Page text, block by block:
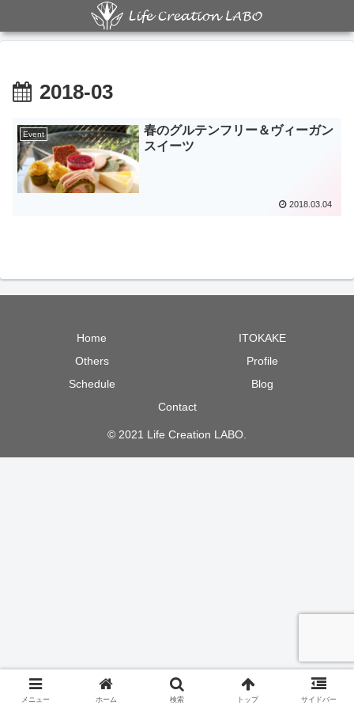
2018-03
Event
春のグルテンフリー＆ヴィーガン
スイーツ
2018.03.04
Home
ITOKAKE
Others
Profile
Schedule
Blog
Contact
© 2021 Life Creation LABO.
メニュー ホーム 検索 トップ サイドバー